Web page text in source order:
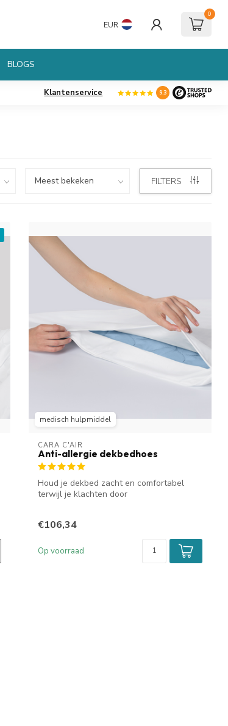
EUR
0
BLOGS
Klantenservice 9.3
FILTERS
medisch hulpmiddel
CARA C'AIR
Anti-allergie dekbedhoes
Houd je dekbed zacht en comfortabel
terwijl je klachten door
€106,34
Op voorraad